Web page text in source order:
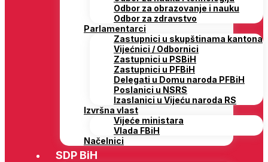
Odbor za obrazovanje i nauku
Odbor za zdravstvo
Parlamentarci
Zastupnici u skupštinama kantona
Vijećnici / Odbornici
Zastupnici u PSBiH
Zastupnici u PFBiH
Delegati u Domu naroda PFBiH
Poslanici u NSRS
Izaslanici u Vijeću naroda RS
Izvršna vlast
Vijeće ministara
Vlada FBiH
Načelnici
SDP BiH